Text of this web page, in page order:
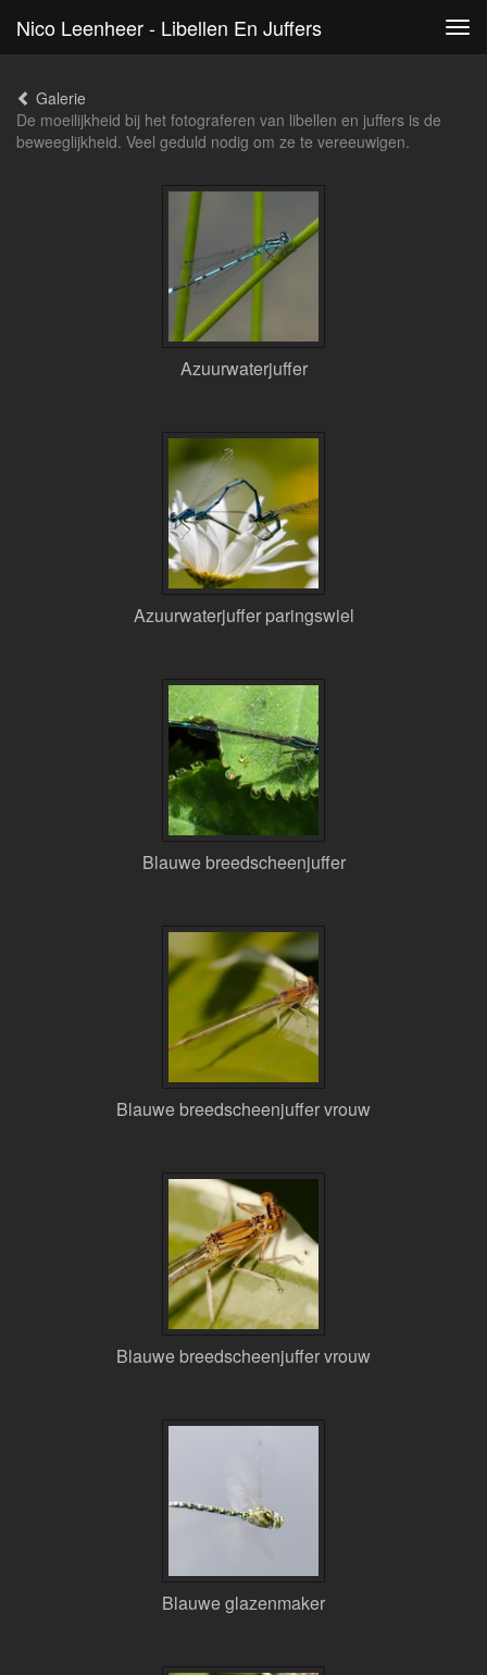
Nico Leenheer - Libellen En Juffers
Galerie
De moeilijkheid bij het fotograferen van libellen en juffers is de
beweeglijkheid. Veel geduld nodig om ze te vereeuwigen.
Azuurwaterjuffer
Azuurwaterjuffer paringswiel
Blauwe breedscheenjuffer
Blauwe breedscheenjuffer vrouw
Blauwe breedscheenjuffer vrouw
Blauwe glazenmaker